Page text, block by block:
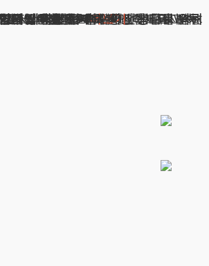
세히 안내해드리고자 합니다. 혼인관계 해소와 정신적 손해배상 청구를 위해서는 객관적인 증거자료 확보가 매우 중요합니다. 남편외도이혼과 관련하여 많은 분들이더보기
: 법무법인 테헤란
업자 : 589-86-01340
대표자 : 이수학
주소 : 서울시 강남구 테헤란로 420, KT선릉타워West 9층
책임변호사 : 이수학